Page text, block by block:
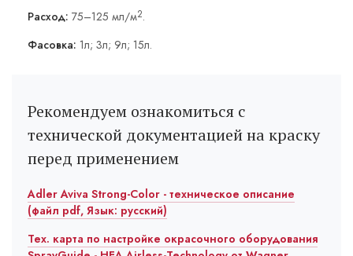
Расход: 75–125 мл/м2.
Фасовка: 1л; 3л; 9л; 15л.
Рекомендуем ознакомиться с
технической документацией на краску
перед применением
Adler Aviva Strong-Color - техническое описание
(файл pdf, Язык: русский)
Тех. карта по настройке окрасочного оборудования